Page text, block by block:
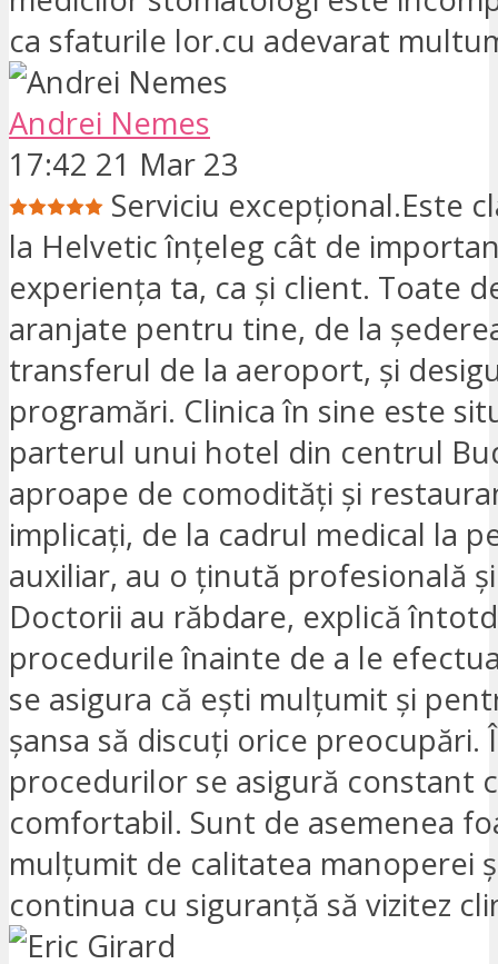
ca sfaturile lor.cu adevarat
Andrei Nemes
17:42 21 Mar 23
Serviciu excepțional.Este
la Helvetic înțeleg cât de
experiența ta, ca și client. Toate
aranjate pentru tine, de la
transferul de la aeroport, și
programări. Clinica în sine este
parterul unui hotel din centrul
aproape de comodități și
implicați, de la cadrul medical la
auxiliar, au o ținută profesională
Doctorii au răbdare, explică
procedurile înainte de a le
se asigura că ești mulțumit și
șansa să discuți orice preocupări.
procedurilor se asigură constant
comfortabil. Sunt de asemenea
mulțumit de calitatea manoperei
continua cu siguranță să vizitez